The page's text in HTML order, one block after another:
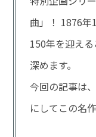
曲」！ 1876年
150年を迎え
深めます。
今回の記事は
にしてこの名